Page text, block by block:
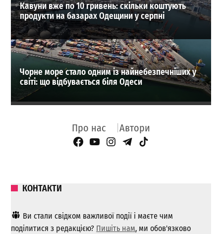
Кавуни вже по 10 гривень: скільки коштують
продукти на базарах Одещини у серпні
Чорне море стало одним із найнебезпечніших у
світі: що відбувається біля Одеси
Про нас Автори
Facebook Page
YouTube
Instagram
Telegram
TikTok
КОНТАКТИ
Ви стали свідком важливої ​​події і маєте чим
поділитися з редакцією? Пишіть нам, ми обов'язково